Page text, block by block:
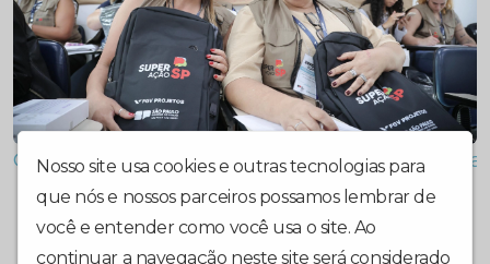
Cuidado ampliado: SuperAção SP chega a
Nosso site usa cookies e outras tecnologias para
que nós e nossos parceiros possamos lembrar de
você e entender como você usa o site. Ao
continuar a navegação neste site será considerado